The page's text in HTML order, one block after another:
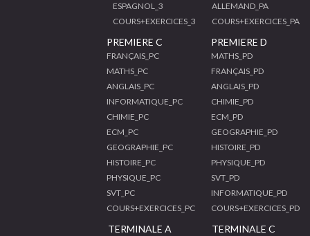
ESPAGNOL_3
COURS+EXERCICES_3
ALLEMAND_PA
COURS+EXERCICES_PA
PREMIERE C
FRANÇAIS_PC
MATHS_PC
ANGLAIS_PC
INFORMATIQUE_PC
CHIMIE_PC
ECM_PC
GEOGRAPHIE_PC
HISTOIRE_PC
PHYSIQUE_PC
SVT_PC
COURS+EXERCICES_PC
PREMIERE D
MATHS_PD
FRANÇAIS_PD
ANGLAIS_PD
CHIMIE_PD
ECM_PD
GEOGRAPHIE_PD
HISTOIRE_PD
PHYSIQUE_PD
SVT_PD
INFORMATIQUE_PD
COURS+EXERCICES_PD
TERMINALE A TERMINALE C